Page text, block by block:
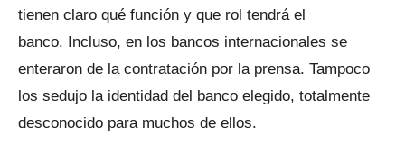
tienen claro qué función y que rol tendrá el
banco. Incluso, en los bancos internacionales se
enteraron de la contratación por la prensa. Tampoco
los sedujo la identidad del banco elegido, totalmente
desconocido para muchos de ellos.